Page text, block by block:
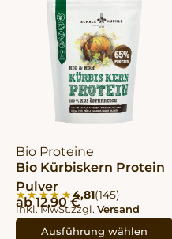
Bio Proteine
Bio Kürbiskern Protein
Pulver
★★★★★
★★★★★4,81(145)
ab12,90€
inkl. MwSt.zzgl. Versand
Ausführung wählen